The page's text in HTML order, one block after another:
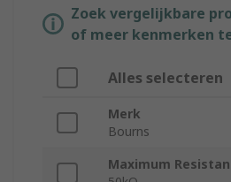
Zoek vergelijkbare
of meer kenmerken
Alles selecteren
Merk
Bourns
Maximum